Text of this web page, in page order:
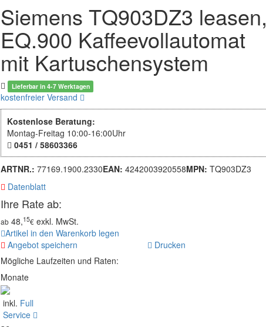
Siemens TQ903DZ3 leasen,
EQ.900 Kaffeevollautomat
mit Kartuschensystem
Lieferbar in 4-7 Werktagen
kostenfreier Versand
Kostenlose Beratung:
Montag-Freitag 10:00-16:00Uhr
0451 / 58603366
ARTNR.: 77169.1900.2330EAN: 4242003920558MPN: TQ903DZ3
Datenblatt
Ihre Rate ab:
ab 48,15€ exkl. MwSt.
Artikel in den Warenkorb legen
Angebot speichern
Drucken
Mögliche Laufzeiten und Raten:
Monate
inkl. Full
Service